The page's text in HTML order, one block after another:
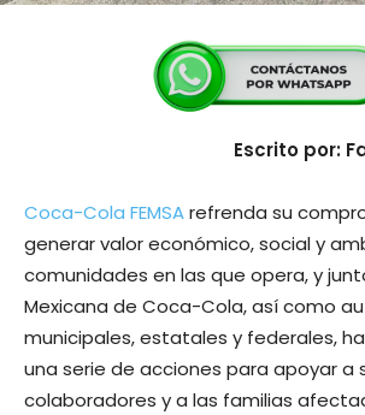
Escrito por:
Coca-Cola FEMSArefrenda su
generar valor económico, social y
comunidades en las que opera, y
Mexicana de Coca-Cola, así como
municipales, estatales y federales,
una serie de acciones para apoyar a
colaboradores y a las familias